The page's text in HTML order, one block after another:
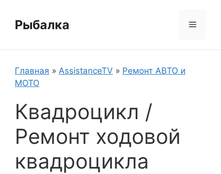
содержимому
Рыбалка Меню
Главная » AssistanceTV » Ремонт АВТО и
МОТО
Квадроцикл /
Ремонт ходовой
квадроцикла